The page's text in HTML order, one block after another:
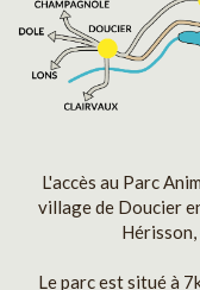
L'accès au Parc
village de Doucier
Hérisson,
Le parc est situé à